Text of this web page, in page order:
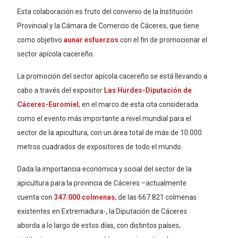
Esta colaboración es fruto del convenio de la Institución
Provincial y la Cámara de Comercio de Cáceres, que tiene
como objetivo aunar esfuerzos con el fin de promocionar el
sector apícola cacereño.
La promoción del sector apícola cacereño se está llevando a
cabo a través del expositor Las Hurdes-Diputación de
Cáceres-Euromiel , en el marco de esta cita considerada
como el evento más importante a nivel mundial para el
sector de la apicultura, con un área total de más de 10.000
metros cuadrados de expositores de todo el mundo.
Dada la importancia económica y social del sector de la
apicultura para la provincia de Cáceres –actualmente
cuenta con 347.000 colmenas, de las 667.821 colmenas
existentes en Extremadura-, la Diputación de Cáceres
aborda a lo largo de estos días, con distintos países,